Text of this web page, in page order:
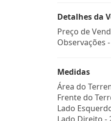
Detalhes da
Preço de
Observações
Medidas
Área do
Frente do
Lado